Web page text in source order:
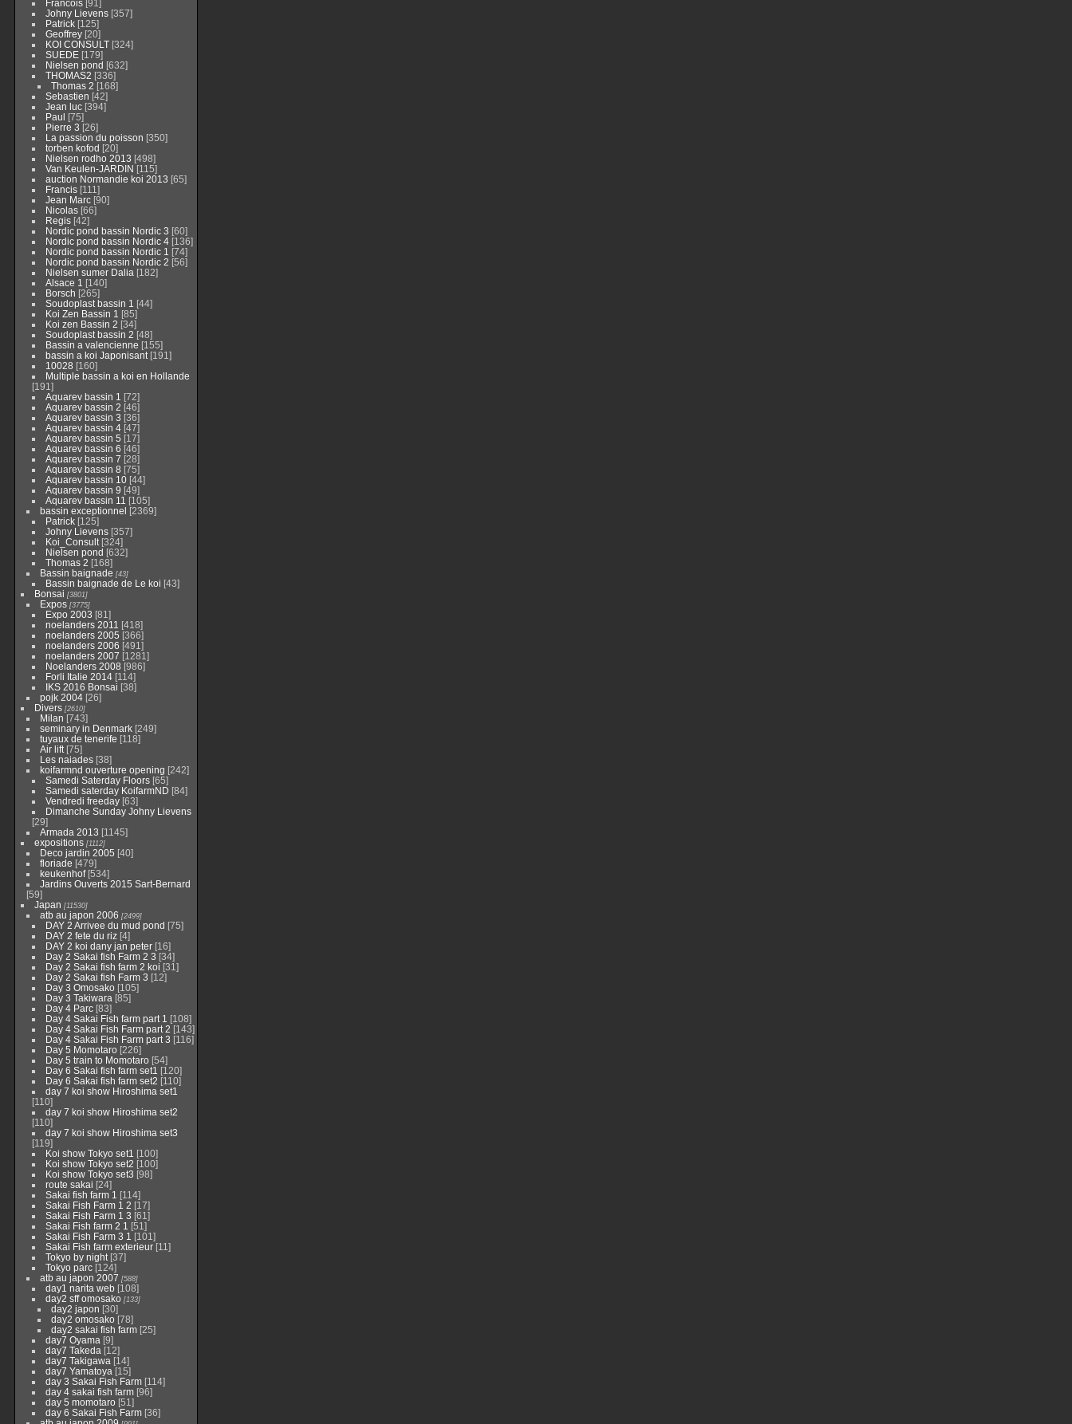
Francois [91]
Johny Lievens [357]
Patrick [125]
Geoffrey [20]
KOI CONSULT [324]
SUEDE [179]
Nielsen pond [632]
THOMAS2 [336]
Thomas 2 [168]
Sebastien [42]
Jean luc [394]
Paul [75]
Pierre 3 [26]
La passion du poisson [350]
torben kofod [20]
Nielsen rodho 2013 [498]
Van Keulen-JARDIN [115]
auction Normandie koi 2013 [65]
Francis [111]
Jean Marc [90]
Nicolas [66]
Regis [42]
Nordic pond bassin Nordic 3 [60]
Nordic pond bassin Nordic 4 [136]
Nordic pond bassin Nordic 1 [74]
Nordic pond bassin Nordic 2 [56]
Nielsen sumer Dalia [182]
Alsace 1 [140]
Borsch [265]
Soudoplast bassin 1 [44]
Koi Zen Bassin 1 [85]
Koi zen Bassin 2 [34]
Soudoplast bassin 2 [48]
Bassin a valencienne [155]
bassin a koi Japonisant [191]
10028 [160]
Multiple bassin a koi en Hollande
[191]
Aquarev bassin 1 [72]
Aquarev bassin 2 [46]
Aquarev bassin 3 [36]
Aquarev bassin 4 [47]
Aquarev bassin 5 [17]
Aquarev bassin 6 [46]
Aquarev bassin 7 [28]
Aquarev bassin 8 [75]
Aquarev bassin 10 [44]
Aquarev bassin 9 [49]
Aquarev bassin 11 [105]
bassin exceptionnel [2369]
Patrick [125]
Johny Lievens [357]
Koi_Consult [324]
Nielsen pond [632]
Thomas 2 [168]
Bassin baignade [43]
Bassin baignade de Le koi [43]
Bonsai [3801]
Expos [3775]
Expo 2003 [81]
noelanders 2011 [418]
noelanders 2005 [366]
noelanders 2006 [491]
noelanders 2007 [1281]
Noelanders 2008 [986]
Forli Italie 2014 [114]
IKS 2016 Bonsai [38]
pojk 2004 [26]
Divers [2610]
Milan [743]
seminary in Denmark [249]
tuyaux de tenerife [118]
Air lift [75]
Les naiades [38]
koifarmnd ouverture opening [242]
Samedi Saterday Floors [65]
Samedi saterday KoifarmND [84]
Vendredi freeday [63]
Dimanche Sunday Johny Lievens
[29]
Armada 2013 [1145]
expositions [1112]
Deco jardin 2005 [40]
floriade [479]
keukenhof [534]
Jardins Ouverts 2015 Sart-Bernard
[59]
Japan [11530]
atb au japon 2006 [2499]
DAY 2 Arrivee du mud pond [75]
DAY 2 fete du riz [4]
DAY 2 koi dany jan peter [16]
Day 2 Sakai fish Farm 2 3 [34]
Day 2 Sakai fish farm 2 koi [31]
Day 2 Sakai fish Farm 3 [12]
Day 3 Omosako [105]
Day 3 Takiwara [85]
Day 4 Parc [83]
Day 4 Sakai Fish farm part 1 [108]
Day 4 Sakai Fish Farm part 2 [143]
Day 4 Sakai Fish Farm part 3 [116]
Day 5 Momotaro [226]
Day 5 train to Momotaro [54]
Day 6 Sakai fish farm set1 [120]
Day 6 Sakai fish farm set2 [110]
day 7 koi show Hiroshima set1
[110]
day 7 koi show Hiroshima set2
[110]
day 7 koi show Hiroshima set3
[119]
Koi show Tokyo set1 [100]
Koi show Tokyo set2 [100]
Koi show Tokyo set3 [98]
route sakai [24]
Sakai fish farm 1 [114]
Sakai Fish Farm 1 2 [17]
Sakai Fish Farm 1 3 [61]
Sakai Fish farm 2 1 [51]
Sakai Fish Farm 3 1 [101]
Sakai Fish farm exterieur [11]
Tokyo by night [37]
Tokyo parc [124]
atb au japon 2007 [588]
day1 narita web [108]
day2 sff omosako [133]
day2 japon [30]
day2 omosako [78]
day2 sakai fish farm [25]
day7 Oyama [9]
day7 Takeda [12]
day7 Takigawa [14]
day7 Yamatoya [15]
day 3 Sakai Fish Farm [114]
day 4 sakai fish farm [96]
day 5 momotaro [51]
day 6 Sakai Fish Farm [36]